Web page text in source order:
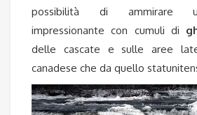
possibilità di ammirare
impressionante con cumuli di
delle cascate e sulle aree
canadese che da quello